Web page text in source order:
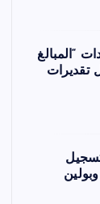
“المبالغ
تقديرات